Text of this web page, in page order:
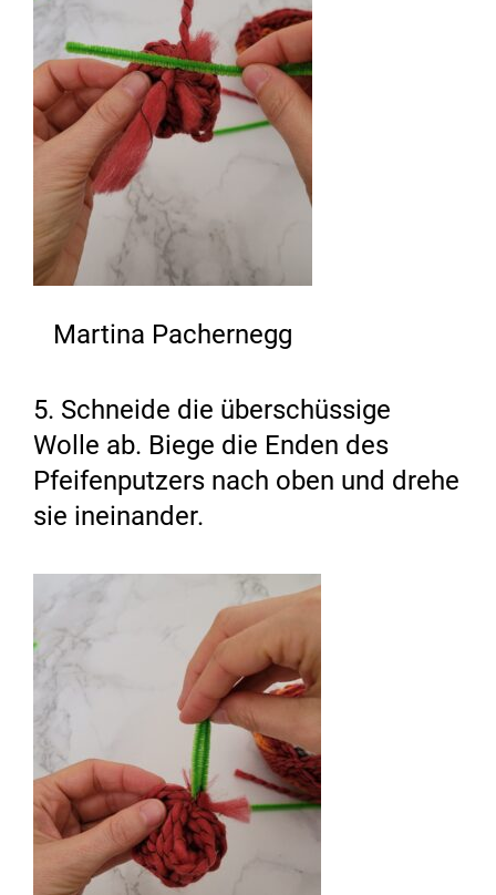
Martina Pachernegg
5. Schneide die überschüssige
Wolle ab. Biege die Enden des
Pfeifenputzers nach oben und drehe
sie ineinander.